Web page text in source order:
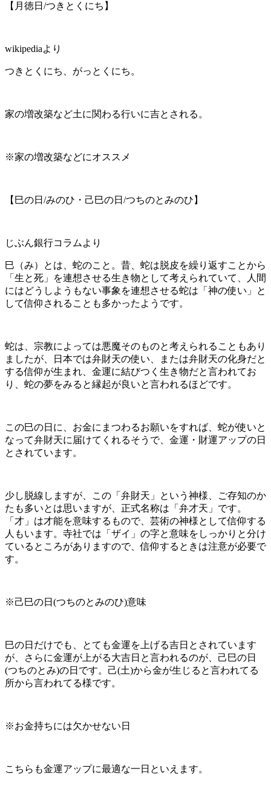
【月徳日/つきとくにち】
wikipediaより
つきとくにち、がっとくにち。
家の増改築など土に関わる行いに吉とされる。
※家の増改築などにオススメ
【巳の日/みのひ・己巳の日/つちのとみのひ】
じぶん銀行コラムより
巳（み）とは、蛇のこと。昔、蛇は脱皮を繰り返すことから
「生と死」を連想させる生き物として考えられていて、人間
にはどうしようもない事象を連想させる蛇は「神の使い」と
して信仰されることも多かったようです。
蛇は、宗教によっては悪魔そのものと考えられることもあり
ましたが、日本では弁財天の使い、または弁財天の化身だと
する信仰が生まれ、金運に結びつく生き物だと言われてお
り、蛇の夢をみると縁起が良いと言われるほどです。
この巳の日に、お金にまつわるお願いをすれば、蛇が使いと
なって弁財天に届けてくれるそうで、金運・財運アップの日
とされています。
少し脱線しますが、この「弁財天」という神様、ご存知のか
たも多いとは思いますが、正式名称は「弁才天」です。
「才」は才能を意味するもので、芸術の神様として信仰する
人もいます。寺社では「ザイ」の字と意味をしっかりと分け
ているところがありますので、信仰するときは注意が必要で
す。
※己巳の日(つちのとみのひ)意味
巳の日だけでも、とても金運を上げる吉日とされています
が、さらに金運が上がる大吉日と言われるのが、己巳の日
(つちのとみ)の日です。己(土)から金が生じると言われてる
所から言われてる様です。
※お金持ちには欠かせない日
こちらも金運アップに最適な一日といえます。